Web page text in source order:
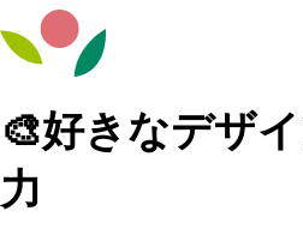
🎨好きなデザ
力